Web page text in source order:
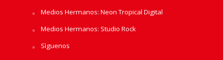
Medios Hermanos: Neon Tropical Digital
Medios Hermanos: Studio Rock
Sìguenos